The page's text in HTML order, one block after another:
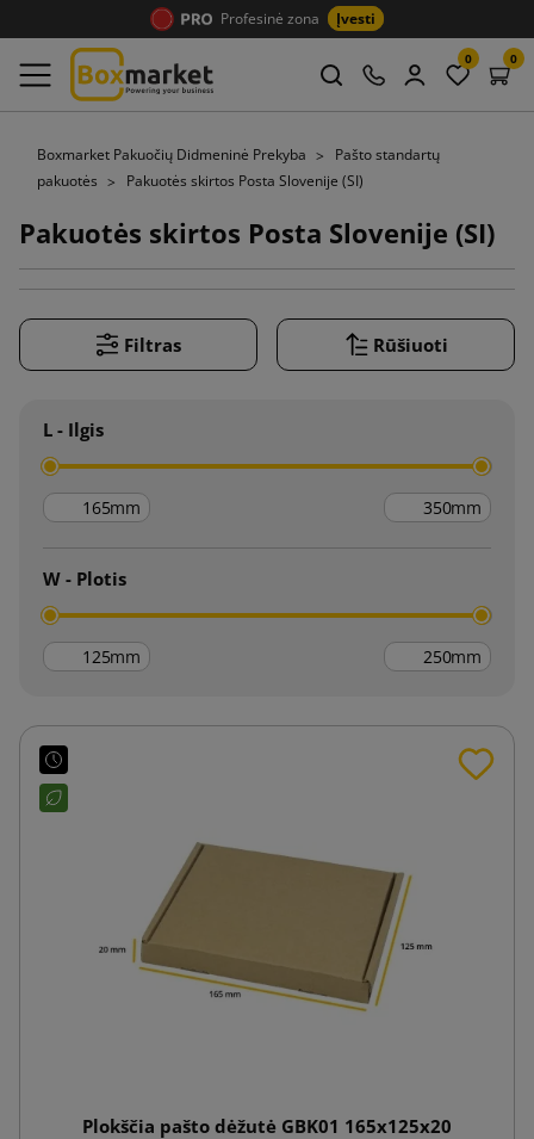
Profesinė zona Įvesti
0 0
Boxmarket Pakuočių Didmeninė Prekyba
Pašto standartų
pakuotės
Pakuotės skirtos Posta Slovenije (SI)
Pakuotės skirtos Posta Slovenije (SI)
Filtras Rūšiuoti
L - Ilgis
mm mm
W - Plotis
mm mm
Plokščia pašto dėžutė GBK01 165x125x20